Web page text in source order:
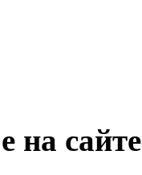
на сайте